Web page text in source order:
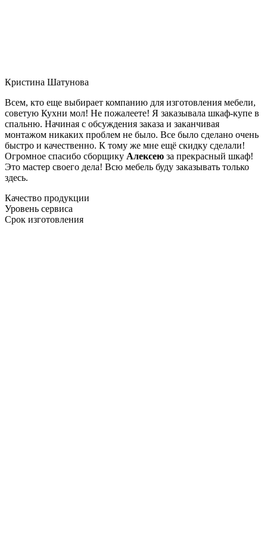
Кристина Шатунова
Всем, кто еще выбирает компанию для изготовления мебели,
советую Кухни мол! Не пожалеете! Я заказывала шкаф-купе в
спальню. Начиная с обсуждения заказа и заканчивая
монтажом никаких проблем не было. Все было сделано очень
быстро и качественно. К тому же мне ещё скидку сделали!
Огромное спасибо сборщику Алексею за прекрасный шкаф!
Это мастер своего дела! Всю мебель буду заказывать только
здесь.
Качество продукции
Уровень сервиса
Срок изготовления